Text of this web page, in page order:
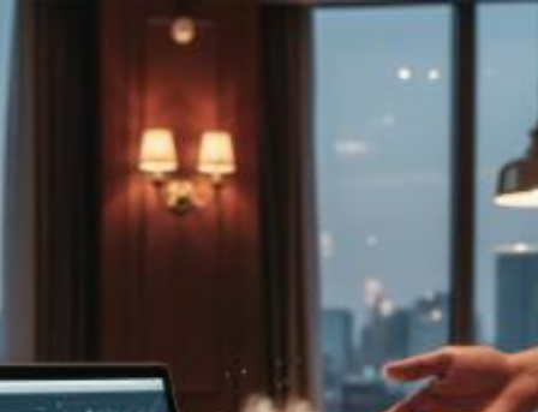
Quanto costa
installare impianti
geotermici a
Siracusa? Prezzi e
tariffe 2026